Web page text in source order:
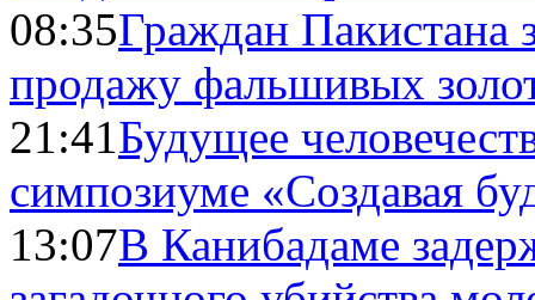
08:35Граждан Пакистана
продажу фальшивых
21:41Будущее
симпозиуме «Создавая
13:07В Канибадаме